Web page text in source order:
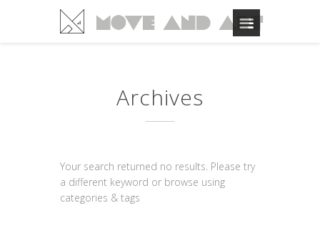
Archives
Your search returned no results. Please try
a different keyword or browse using
categories & tags